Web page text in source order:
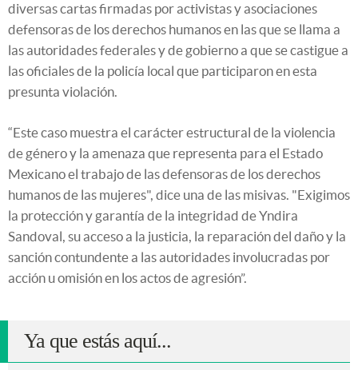
diversas cartas firmadas por activistas y asociaciones
defensoras de los derechos humanos en las que se llama a
las autoridades federales y de gobierno a que se castigue a
las oficiales de la policía local que participaron en esta
presunta violación.
“Este caso muestra el carácter estructural de la violencia
de género y la amenaza que representa para el Estado
Mexicano el trabajo de las defensoras de los derechos
humanos de las mujeres", dice una de las misivas. "Exigimos
la protección y garantía de la integridad de Yndira
Sandoval, su acceso a la justicia, la reparación del daño y la
sanción contundente a las autoridades involucradas por
acción u omisión en los actos de agresión”.
Ya que estás aquí...